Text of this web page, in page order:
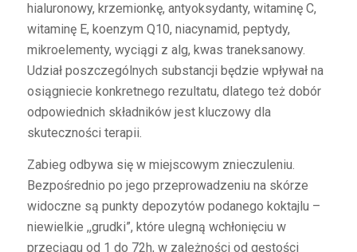
hialuronowy, krzemionkę, antyoksydanty, witaminę C,
witaminę E, koenzym Q10, niacynamid, peptydy,
mikroelementy, wyciągi z alg, kwas traneksanowy.
Udział poszczególnych substancji będzie wpływał na
osiągniecie konkretnego rezultatu, dlatego też dobór
odpowiednich składników jest kluczowy dla
skuteczności terapii.
Zabieg odbywa się w miejscowym znieczuleniu.
Bezpośrednio po jego przeprowadzeniu na skórze
widoczne są punkty depozytów podanego koktajlu –
niewielkie ,,grudki”, które ulegną wchłonięciu w
przeciągu od 1 do 72h, w zależności od gęstości